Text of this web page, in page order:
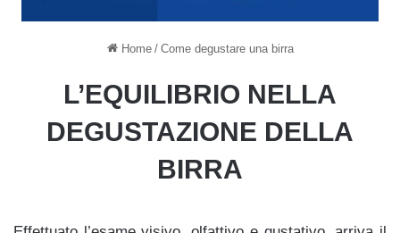
Home / Come degustare una birra
L’EQUILIBRIO NELLA
DEGUSTAZIONE DELLA
BIRRA